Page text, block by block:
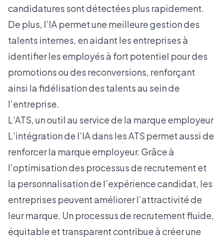
candidatures sont détectées plus rapidement.
De plus, l’IA permet une meilleure gestion des
talents internes, en aidant les entreprises à
identifier les employés à fort potentiel pour des
promotions ou des reconversions, renforçant
ainsi la fidélisation des talents au sein de
l’entreprise.
L’ATS, un outil au service de la marque employeur
L’intégration de l’IA dans les ATS permet aussi de
renforcer la marque employeur. Grâce à
l’optimisation des processus de recrutement et
la personnalisation de l’expérience candidat, les
entreprises peuvent améliorer l’attractivité de
leur marque. Un processus de recrutement fluide,
équitable et transparent contribue à créer une